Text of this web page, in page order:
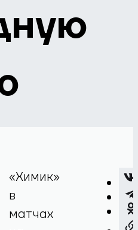
«Химик»
в
матчах